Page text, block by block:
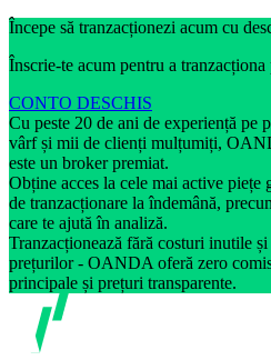
Începe să tranzacționezi acum cu
Înscrie-te acum pentru a
CONTO DESCHIS
Cu peste 20 de ani de experiență pe
vârf și mii de clienți mulțumiți,
este un broker premiat.
Obține acces la cele mai active piețe
de tranzacționare la îndemână,
care te ajută în analiză.
Tranzacționează fără costuri inutile și
prețurilor - OANDA oferă zero
principale și prețuri transparente.